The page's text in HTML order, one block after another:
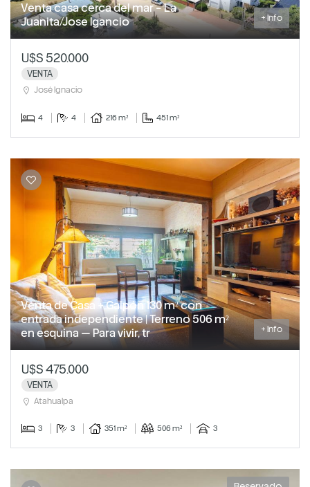
Venta casa cerca del mar - La
Juanita/Jose Igancio
+ Info
U$S 520.000
VENTA
José Ignacio
4 4 216 m² 451 m²
Venta de Casa + Galpón 130 m² con
entrada independiente | Terreno 506 m²
en esquina — Para vivir, tr
+ Info
U$S 475.000
VENTA
Atahualpa
3 3 351 m² 506 m² 3